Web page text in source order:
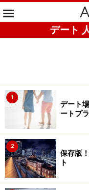
デート
1
デート
ートプ
2
保存版
ト